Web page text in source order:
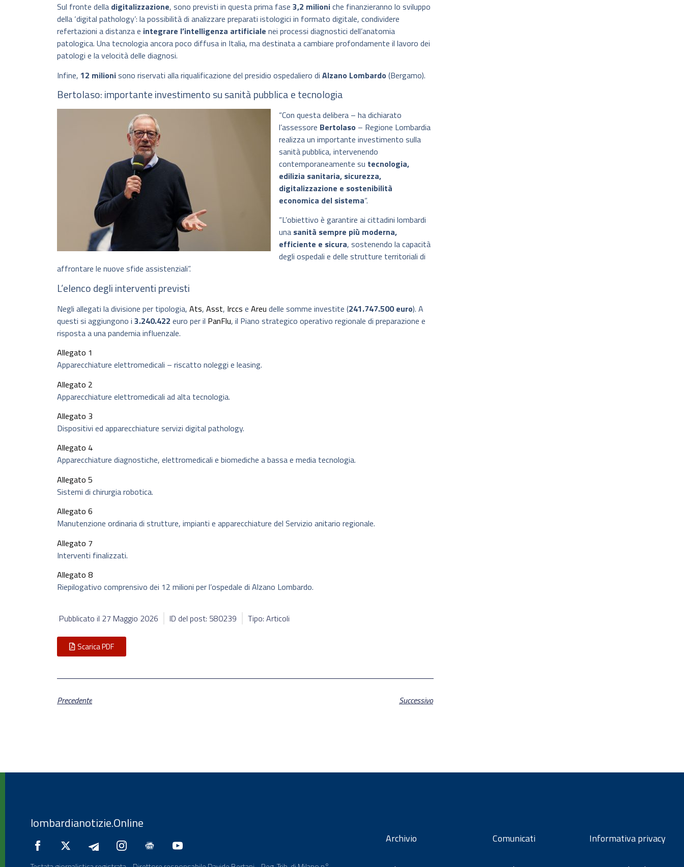
Sul fronte della digitalizzazione, sono previsti in questa prima fase 3,2 milioniche finanzieranno lo sviluppo
della ‘digital pathology’: la possibilità di analizzare preparati istologici in formato digitale, condividere
refertazioni a distanza e integrare l’intelligenza artificiale nei processi diagnostici dell’anatomia
patologica. Una tecnologia ancora poco diffusa in Italia, ma destinata a cambiare profondamente il lavoro dei
patologi e la velocità delle diagnosi.
Infine, 12 milionisono riservati alla riqualificazione del presidio ospedaliero di Alzano Lombardo (Bergamo).
Bertolaso: importante investimento su sanità pubblica e tecnologia
“Con questa delibera – ha dichiarato
l’assessore Bertolaso – Regione Lombardia
realizza un importante investimento sulla
sanità pubblica, intervenendo
contemporaneamente su tecnologia,
edilizia sanitaria, sicurezza,
digitalizzazione e sostenibilità
economica del sistema“.
“L’obiettivo è garantire ai cittadini lombardi
una sanità sempre più moderna,
efficiente e sicura, sostenendo la capacità
degli ospedali e delle strutture territoriali di
affrontare le nuove sfide assistenziali”.
L’elenco degli interventi previsti
Negli allegati la divisione per tipologia, Ats, Asst, Irccs e Areu delle somme investite (241.747.500 euro). A
questi si aggiungono i 3.240.422 euro per il PanFlu, il Piano strategico operativo regionale di preparazione e
risposta a una pandemia influenzale.
Allegato 1
Apparecchiature elettromedicali – riscatto noleggi e leasing.
Allegato 2
Apparecchiature elettromedicali ad alta tecnologia.
Allegato 3
Dispositivi ed apparecchiature servizi digital pathology.
Allegato 4
Apparecchiature diagnostiche, elettromedicali e biomediche a bassa e media tecnologia.
Allegato 5
Sistemi di chirurgia robotica.
Allegato 6
Manutenzione ordinaria di strutture, impianti e apparecchiature del Servizio anitario regionale.
Allegato 7
Interventi finalizzati.
Allegato 8
Riepilogativo comprensivo dei 12 milioni per l’ospedale di Alzano Lombardo.
Pubblicato il 27 Maggio 2026 ID del post: 580239 Tipo: Articoli
Scarica PDF
Precedente Successivo
lombardianotizie.Online
Archivio Comunicati Informativa privacy